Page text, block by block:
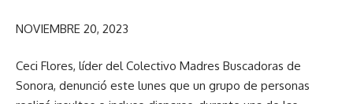
NOVIEMBRE 20, 2023
Ceci Flores, líder del Colectivo Madres Buscadoras de
Sonora, denunció este lunes que un grupo de personas